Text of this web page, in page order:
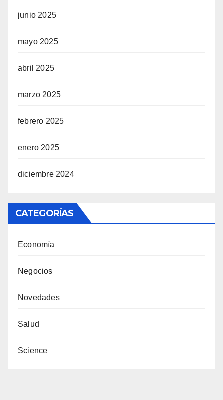
junio 2025
mayo 2025
abril 2025
marzo 2025
febrero 2025
enero 2025
diciembre 2024
CATEGORÍAS
Economía
Negocios
Novedades
Salud
Science